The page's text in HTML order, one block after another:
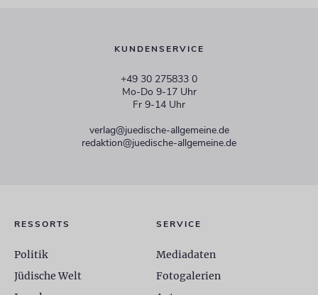
KUNDENSERVICE
+49 30 275833 0
Mo-Do 9-17 Uhr
Fr 9-14 Uhr
verlag@juedische-allgemeine.de
redaktion@juedische-allgemeine.de
RESSORTS
Politik
Jüdische Welt
SERVICE
Mediadaten
Fotogalerien